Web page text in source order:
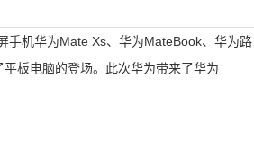
手机华为Mate Xs、华为MateBook、华为路
板电脑的登场。此次华为带来了华为